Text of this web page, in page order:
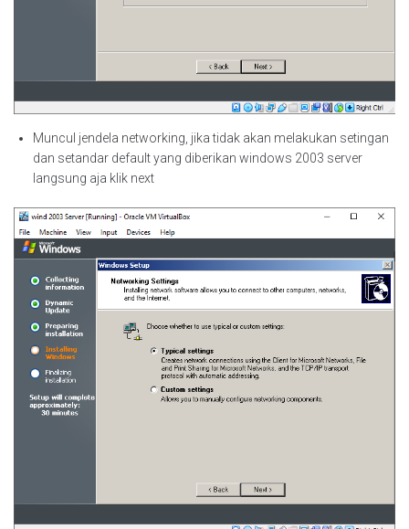
Muncul jendela networking, jika tidak akan melakukan setingan
dan setandar default yang diberikan windows 2003 server
langsung aja klik next